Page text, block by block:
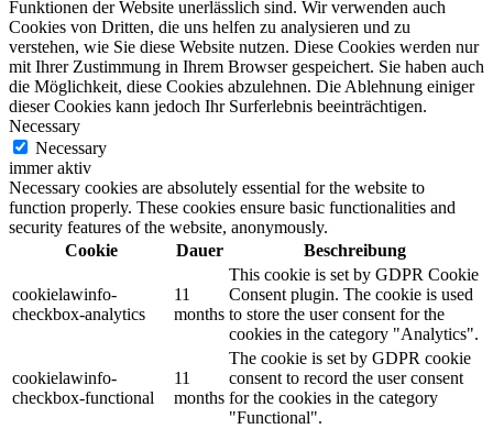
Funktionen der Website unerlässlich sind. Wir verwenden auch
Cookies von Dritten, die uns helfen zu analysieren und zu
verstehen, wie Sie diese Website nutzen. Diese Cookies werden nur
mit Ihrer Zustimmung in Ihrem Browser gespeichert. Sie haben auch
die Möglichkeit, diese Cookies abzulehnen. Die Ablehnung einiger
dieser Cookies kann jedoch Ihr Surferlebnis beeinträchtigen.
Necessary
Necessary
immer aktiv
Necessary cookies are absolutely essential for the website to
function properly. These cookies ensure basic functionalities and
security features of the website, anonymously.
Cookie
Dauer Beschreibung
cookielawinfo-
checkbox-analytics
11
months
This cookie is set by GDPR Cookie
Consent plugin. The cookie is used
to store the user consent for the
cookies in the category "Analytics".
cookielawinfo-
checkbox-functional
11
months
The cookie is set by GDPR cookie
consent to record the user consent
for the cookies in the category
"Functional".